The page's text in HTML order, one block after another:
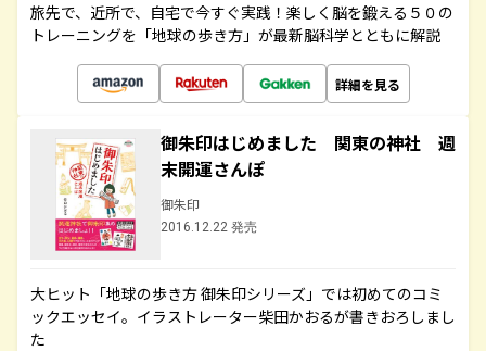
旅先で、近所で、自宅で今すぐ実践！楽しく脳を鍛える５０の
トレーニングを「地球の歩き方」が最新脳科学とともに解説
詳細を見る
御朱印はじめました 関東の神社 週
末開運さんぽ
御朱印
2016.12.22 発売
大ヒット「地球の歩き方 御朱印シリーズ」では初めてのコミ
ックエッセイ。イラストレーター柴田かおるが書きおろしまし
た